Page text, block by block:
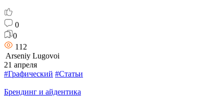
0
0
112
Arseniy Lugovoi
21 апреля
#Графический #Статьи
Брендинг и айдентика